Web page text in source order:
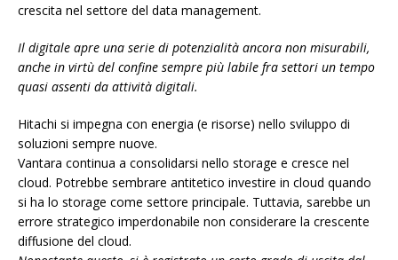
crescita nel settore del data management.
Il digitale apre una serie di potenzialità ancora non misurabili,
anche in virtù del confine sempre più labile fra settori un tempo
quasi assenti da attività digitali.
Hitachi si impegna con energia (e risorse) nello sviluppo di
soluzioni sempre nuove.
Vantara continua a consolidarsi nello storage e cresce nel
cloud. Potrebbe sembrare antitetico investire in cloud quando
si ha lo storage come settore principale. Tuttavia, sarebbe un
errore strategico imperdonabile non considerare la crescente
diffusione del cloud.